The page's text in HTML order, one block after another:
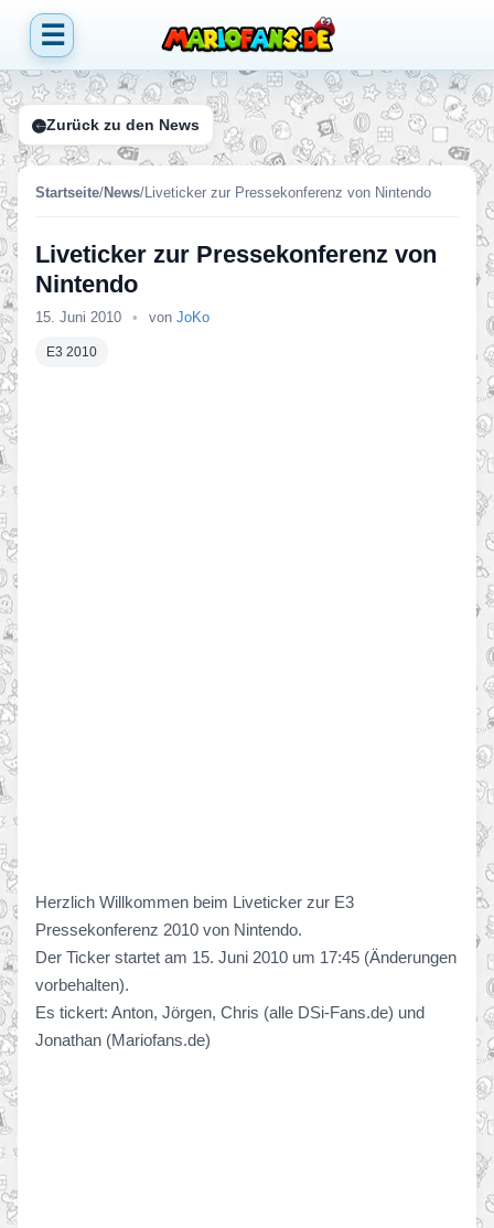
☰
Zurück zu den News
Startseite/News/Liveticker zur Pressekonferenz von Nintendo
Liveticker zur Pressekonferenz von
Nintendo
15. Juni 2010 • von JoKo
E3 2010
Herzlich Willkommen beim Liveticker zur E3
Pressekonferenz 2010 von Nintendo.
Der Ticker startet am 15. Juni 2010 um 17:45 (Änderungen
vorbehalten).
Es tickert: Anton, Jörgen, Chris (alle DSi-Fans.de) und
Jonathan (Mariofans.de)